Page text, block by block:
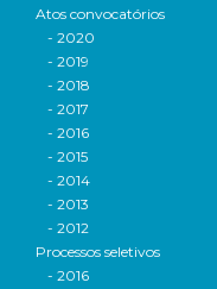
Atos convocatórios
- 2020
- 2019
- 2018
- 2017
- 2016
- 2015
- 2014
- 2013
- 2012
Processos seletivos
- 2016